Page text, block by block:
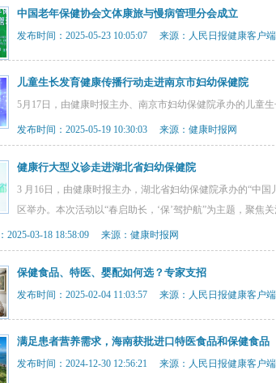
中国老年保健协会文体康旅与慢病管理分会成立
发布时间：2025-05-23 10:05:07 来源：人民日报健康客户端
儿童生长发育健康传播行动走进南京市妇幼保健院
5月17日，由健康时报主办、南京市妇幼保健院承办的儿童
发布时间：2025-05-19 10:30:03 来源：健康时报网
健康行大型义诊走进湖北省妇幼保健院
3 月16日，由健康时报主办，湖北省妇幼保健院承办的“中
区举办。本次活动以“春启助长，‘保’驾护航”为主题，聚焦
2025-03-18 18:58:09 来源：健康时报网
保健食品、特医、婴配如何选？专家支招
发布时间：2025-02-04 11:03:57 来源：人民日报健康客户端
满足患者营养需求，海南获批进口特医食品和保健食品
发布时间：2024-12-30 12:56:21 来源：人民日报健康客户端